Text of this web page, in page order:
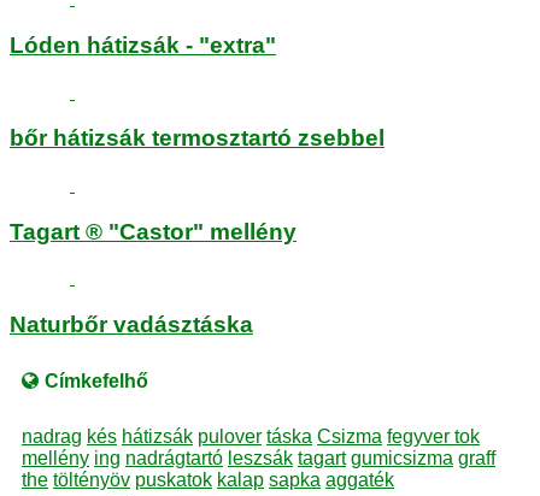
Lóden hátizsák - "extra"
bőr hátizsák termosztartó zsebbel
Tagart ® "Castor" mellény
Naturbőr vadásztáska
Címkefelhő
nadrag kés hátizsák pulover táska Csizma fegyver tok
mellény ing nadrágtartó leszsák tagart gumicsizma graff
the töltényöv puskatok kalap sapka aggaték